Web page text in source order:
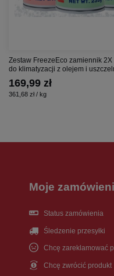
Zestaw FreezeEco zamiennik
do klimatyzacji z olejem i
169,99 zł
361,68 zł / kg
Moje
Status zamówienia
Śledzenie przesyłki
Chcę zareklamować
Chcę zwrócić produkt